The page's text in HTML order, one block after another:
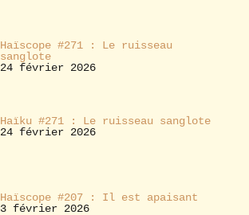
Haïscope #271 : Le ruisseau
sanglote
24 février 2026
Haïku #271 : Le ruisseau sanglote
24 février 2026
Haïscope #207 : Il est apaisant
3 février 2026